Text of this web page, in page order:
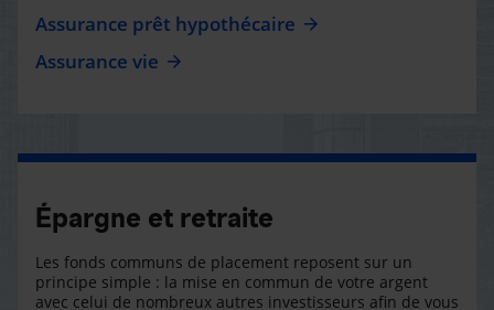
Assurance prêt hypothécaire
Assurance vie
Épargne et retraite
Les fonds communs de placement reposent sur un
principe simple : la mise en commun de votre argent
avec celui de nombreux autres investisseurs afin de vous